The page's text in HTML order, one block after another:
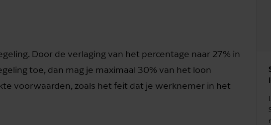
Door de verlaging van het percentage naar 27% in
toe, dan mag je maximaal 30% van het loon
voorwaarden, zoals het feit dat je werknemer in het